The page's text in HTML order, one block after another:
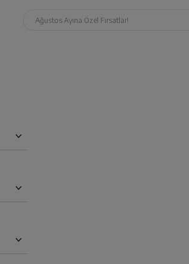
Ağustos Ayına Özel Fırsatlar!